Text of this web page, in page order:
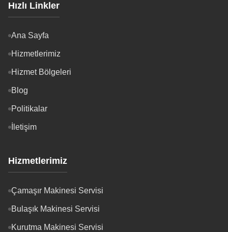
Hızlı Linkler
Ana Sayfa
Hizmetlerimiz
Hizmet Bölgeleri
Blog
Politikalar
İletişim
Hizmetlerimiz
Çamaşır Makinesi Servisi
Bulaşık Makinesi Servisi
Kurutma Makinesi Servisi